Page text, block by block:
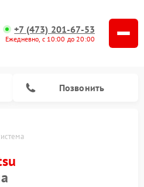
+7 (473) 201-67-53
Ежедневно, с 10:00 до 20:00
Позвонить